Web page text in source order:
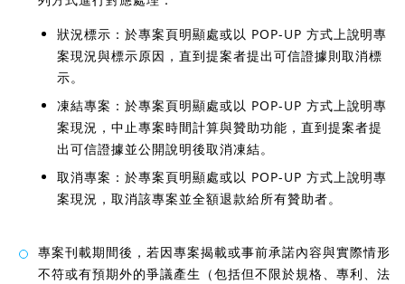
狀況標示：於專案頁明顯處或以 POP-UP 方式上說明專
案現況與標示原因，直到提案者提出可信證據則取消標
示。
凍結專案：於專案頁明顯處或以 POP-UP 方式上說明專
案現況，中止專案時間計算與贊助功能，直到提案者提
出可信證據並公開說明後取消凍結。
取消專案：於專案頁明顯處或以 POP-UP 方式上說明專
案現況，取消該專案並全額退款給所有贊助者。
專案刊載期間後，若因專案揭載或事前承諾內容與實際情形
不符或有預期外的爭議產生（包括但不限於規格、專利、法